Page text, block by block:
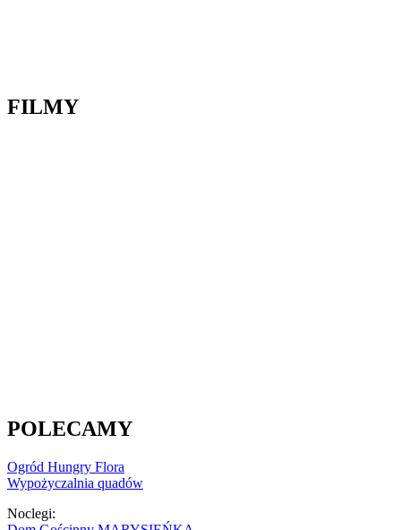
FILMY
POLECAMY
Ogród Hungry Flora
Wypożyczalnia quadów
Noclegi: